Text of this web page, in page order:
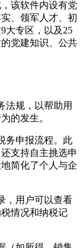
该软件内设有党
、领军人才、初
大专区，以及25
党建知识、公共
法规，以帮助用
的发生。
务申报流程。此
支持自主挑选申
简化了个人与企
，用户可以查看
情况和纳税记